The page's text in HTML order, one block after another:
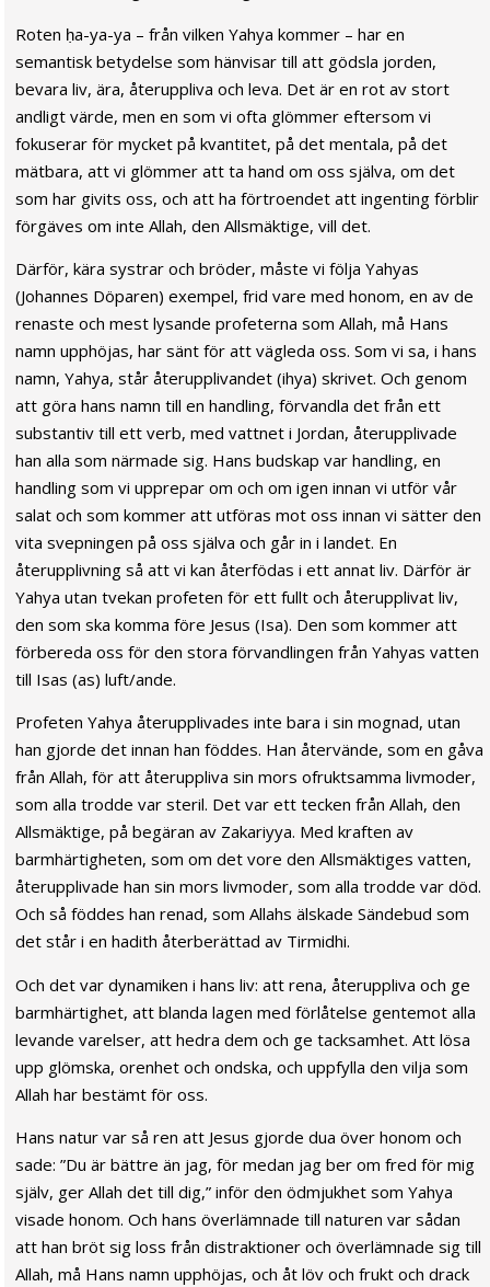
Roten ḥa-ya-ya – från vilken Yahya kommer – har en
semantisk betydelse som hänvisar till att gödsla jorden,
bevara liv, ära, återuppliva och leva. Det är en rot av stort
andligt värde, men en som vi ofta glömmer eftersom vi
fokuserar för mycket på kvantitet, på det mentala, på det
mätbara, att vi glömmer att ta hand om oss själva, om det
som har givits oss, och att ha förtroendet att ingenting förblir
förgäves om inte Allah, den Allsmäktige, vill det.
Därför, kära systrar och bröder, måste vi följa Yahyas
(Johannes Döparen) exempel, frid vare med honom, en av de
renaste och mest lysande profeterna som Allah, må Hans
namn upphöjas, har sänt för att vägleda oss. Som vi sa, i hans
namn, Yahya, står återupplivandet (ihya) skrivet. Och genom
att göra hans namn till en handling, förvandla det från ett
substantiv till ett verb, med vattnet i Jordan, återupplivade
han alla som närmade sig. Hans budskap var handling, en
handling som vi upprepar om och om igen innan vi utför vår
salat och som kommer att utföras mot oss innan vi sätter den
vita svepningen på oss själva och går in i landet. En
återupplivning så att vi kan återfödas i ett annat liv. Därför är
Yahya utan tvekan profeten för ett fullt och återupplivat liv,
den som ska komma före Jesus (Isa). Den som kommer att
förbereda oss för den stora förvandlingen från Yahyas vatten
till Isas (as) luft/ande.
Profeten Yahya återupplivades inte bara i sin mognad, utan
han gjorde det innan han föddes. Han återvände, som en gåva
från Allah, för att återuppliva sin mors ofruktsamma livmoder,
som alla trodde var steril. Det var ett tecken från Allah, den
Allsmäktige, på begäran av Zakariyya. Med kraften av
barmhärtigheten, som om det vore den Allsmäktiges vatten,
återupplivade han sin mors livmoder, som alla trodde var död.
Och så föddes han renad, som Allahs älskade Sändebud som
det står i en hadith återberättad av Tirmidhi.
Och det var dynamiken i hans liv: att rena, återuppliva och ge
barmhärtighet, att blanda lagen med förlåtelse gentemot alla
levande varelser, att hedra dem och ge tacksamhet. Att lösa
upp glömska, orenhet och ondska, och uppfylla den vilja som
Allah har bestämt för oss.
Hans natur var så ren att Jesus gjorde dua över honom och
sade: ”Du är bättre än jag, för medan jag ber om fred för mig
själv, ger Allah det till dig,” inför den ödmjukhet som Yahya
visade honom. Och hans överlämnade till naturen var sådan
att han bröt sig loss från distraktioner och överlämnade sig till
Allah, må Hans namn upphöjas, och åt löv och frukt och drack